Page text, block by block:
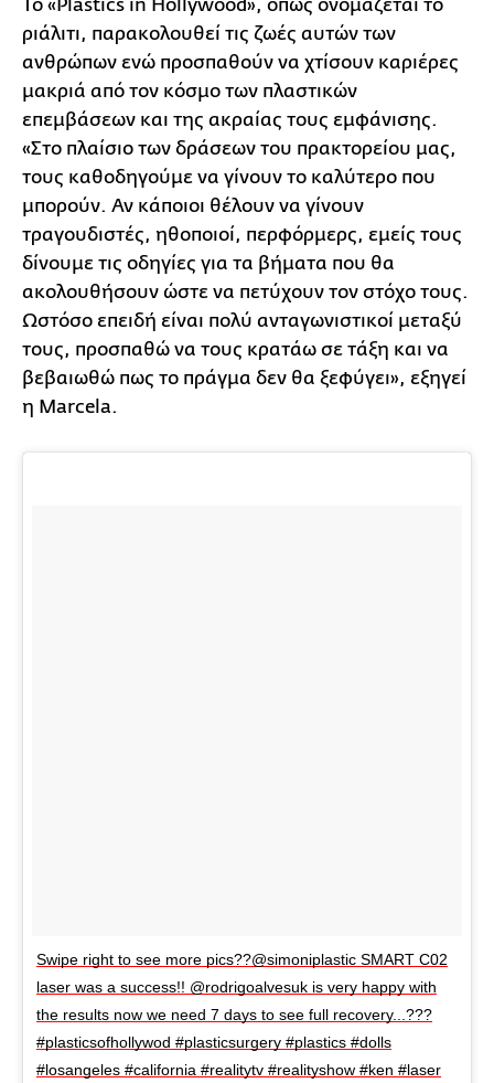
Το «Plastics in Hollywood», όπως ονομάζεται το
ριάλιτι, παρακολουθεί τις ζωές αυτών των
ανθρώπων ενώ προσπαθούν να χτίσουν καριέρες
μακριά από τον κόσμο των πλαστικών
επεμβάσεων και της ακραίας τους εμφάνισης.
«Στο πλαίσιο των δράσεων του πρακτορείου μας,
τους καθοδηγούμε να γίνουν το καλύτερο που
μπορούν. Αν κάποιοι θέλουν να γίνουν
τραγουδιστές, ηθοποιοί, περφόρμερς, εμείς τους
δίνουμε τις οδηγίες για τα βήματα που θα
ακολουθήσουν ώστε να πετύχουν τον στόχο τους.
Ωστόσο επειδή είναι πολύ ανταγωνιστικοί μεταξύ
τους, προσπαθώ να τους κρατάω σε τάξη και να
βεβαιωθώ πως το πράγμα δεν θα ξεφύγει», εξηγεί
η Marcela.
Swipe right to see more pics??@simoniplastic SMART C02
laser was a success!! @rodrigoalvesuk is very happy with
the results now we need 7 days to see full recovery...???
#plasticsofhollywod #plasticsurgery #plastics #dolls
#losangeles #california #realitytv #realityshow #ken #laser